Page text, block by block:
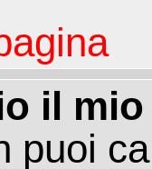
il
puoi